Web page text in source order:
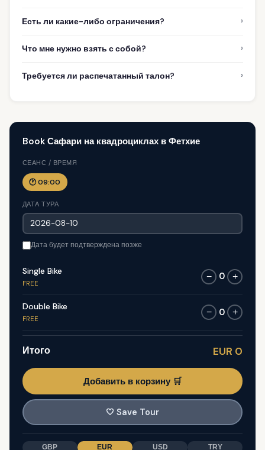
Есть ли какие-либо ограничения? ›
Что мне нужно взять с собой? ›
Требуется ли распечатанный талон? ›
Book Сафари на квадроциклах в Фетхие
СЕАНС / ВРЕМЯ
🕐 09:00
ДАТА ТУРА
Дата будет подтверждена позже
Single Bike
FREE
− 0 +
Double Bike
FREE
− 0 +
Итого EUR 0
Добавить в корзину 🛒
🤍 Save Tour
GBP EUR USD TRY